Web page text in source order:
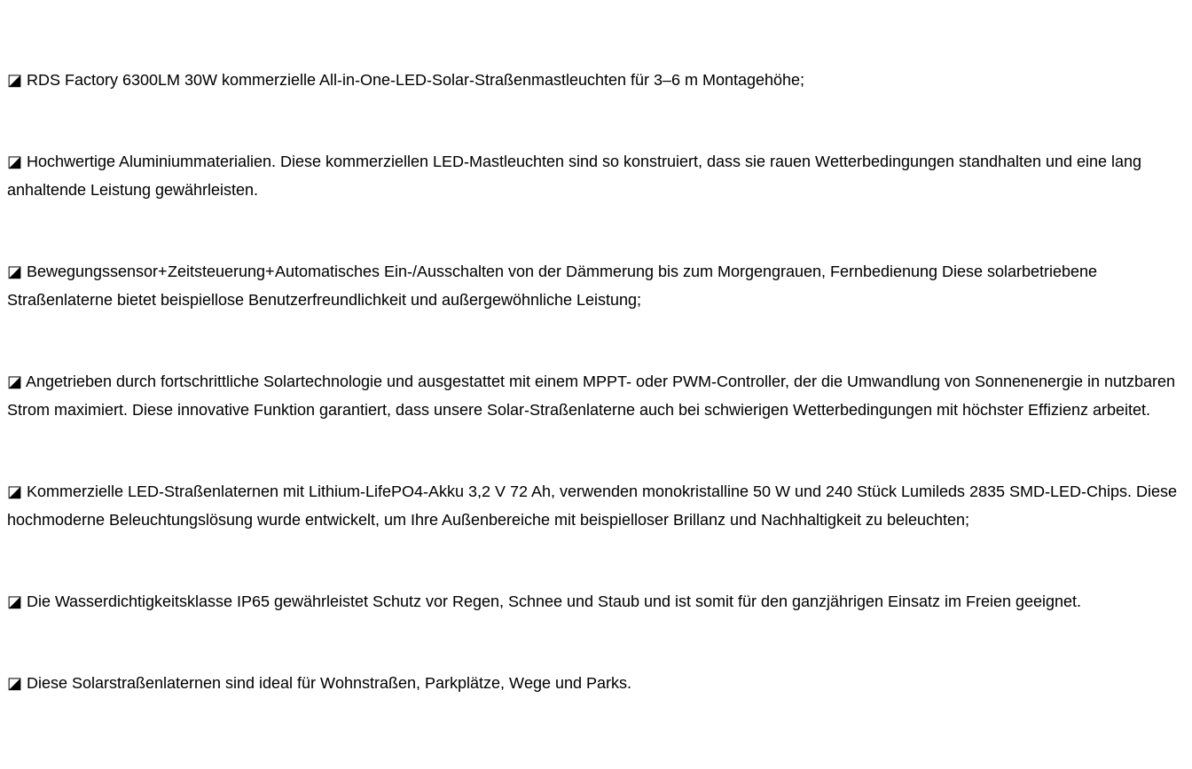
◪ RDS Factory 6300LM 30W kommerzielle All-in-One-LED-Solar-Straßenmastleuchten für 3–6 m Montagehöhe;
◪ Hochwertige Aluminiummaterialien. Diese kommerziellen LED-Mastleuchten sind so konstruiert, dass sie rauen Wetterbedingungen standhalten und eine lang
anhaltende Leistung gewährleisten.
◪ Bewegungssensor+Zeitsteuerung+Automatisches Ein-/Ausschalten von der Dämmerung bis zum Morgengrauen, Fernbedienung Diese solarbetriebene
Straßenlaterne bietet beispiellose Benutzerfreundlichkeit und außergewöhnliche Leistung;
◪ Angetrieben durch fortschrittliche Solartechnologie und ausgestattet mit einem MPPT- oder PWM-Controller, der die Umwandlung von Sonnenenergie in nutzbaren
Strom maximiert. Diese innovative Funktion garantiert, dass unsere Solar-Straßenlaterne auch bei schwierigen Wetterbedingungen mit höchster Effizienz arbeitet.
◪ Kommerzielle LED-Straßenlaternen mit Lithium-LifePO4-Akku 3,2 V 72 Ah, verwenden monokristalline 50 W und 240 Stück Lumileds 2835 SMD-LED-Chips. Diese
hochmoderne Beleuchtungslösung wurde entwickelt, um Ihre Außenbereiche mit beispielloser Brillanz und Nachhaltigkeit zu beleuchten;
◪ Die Wasserdichtigkeitsklasse IP65 gewährleistet Schutz vor Regen, Schnee und Staub und ist somit für den ganzjährigen Einsatz im Freien geeignet.
◪ Diese Solarstraßenlaternen sind ideal für Wohnstraßen, Parkplätze, Wege und Parks.